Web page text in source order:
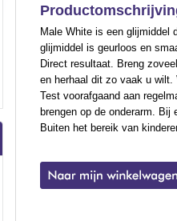
Male White is een glijmiddel
glijmiddel is geurloos en
Direct resultaat. Breng
en herhaal dit zo vaak u wilt.
Test voorafgaand aan
brengen op de onderarm. Bij
Buiten het bereik van